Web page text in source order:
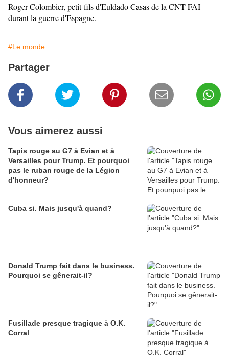
Roger Colombier, petit-fils d'Euldado Casas de la CNT-FAI
durant la guerre d'Espagne.
#Le monde
Partager
Vous aimerez aussi
Tapis rouge au G7 à Evian et à
Versailles pour Trump. Et pourquoi
pas le ruban rouge de la Légion
d'honneur?
Cuba si. Mais jusqu'à quand?
Donald Trump fait dans le business.
Pourquoi se gênerait-il?
Fusillade presque tragique à O.K.
Corral